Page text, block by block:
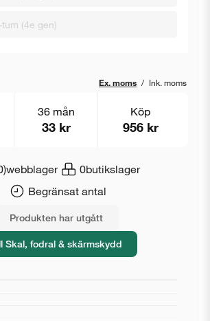
(4e gen)
Ex. moms / Ink. moms
webblager 0butikslager
Begränsat antal
36 mån
33 kr
Köp
956 kr
Produkten har utgått
Skal, fodral & skärmskydd